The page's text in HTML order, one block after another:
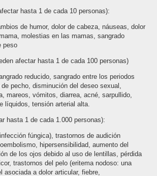
hasta 1 de cada 10 personas):
de humor, dolor de cabeza, náuseas, dolor
molestias en las mamas, sangrado
peso
afectar hasta 1 de cada 100 personas)
reducido, sangrado entre los periodos
pecho, disminución del deseo sexual,
mareos, vómitos, diarrea, acné, sarpullido,
líquidos, tensión arterial alta.
hasta 1 de cada 1.000 personas):
fúngica), trastornos de audición
hipersensibilidad, aumento del
de los ojos debido al uso de lentillas, pérdida
trastornos del pelo (eritema nodoso: una
asociada a dolor articular, fiebre,